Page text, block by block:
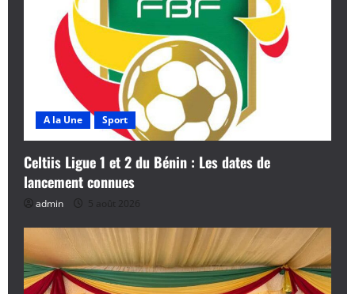
A la Une Sport
Celtiis Ligue 1 et 2 du Bénin : Les dates de
lancement connues
admin 5 août 2026